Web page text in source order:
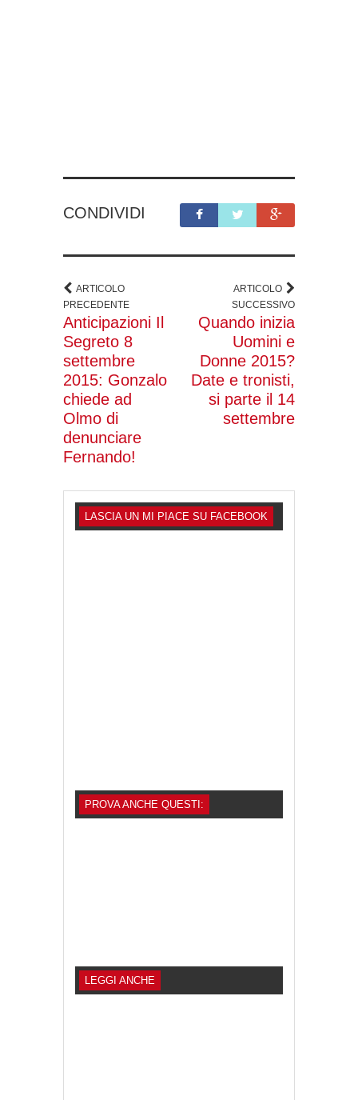
CONDIVIDI
ARTICOLO
PRECEDENTE
Anticipazioni Il
Segreto 8
settembre
2015: Gonzalo
chiede ad
Olmo di
denunciare
Fernando!
ARTICOLO
SUCCESSIVO
Quando inizia
Uomini e
Donne 2015?
Date e tronisti,
si parte il 14
settembre
LASCIA UN MI PIACE SU FACEBOOK
PROVA ANCHE QUESTI:
LEGGI ANCHE